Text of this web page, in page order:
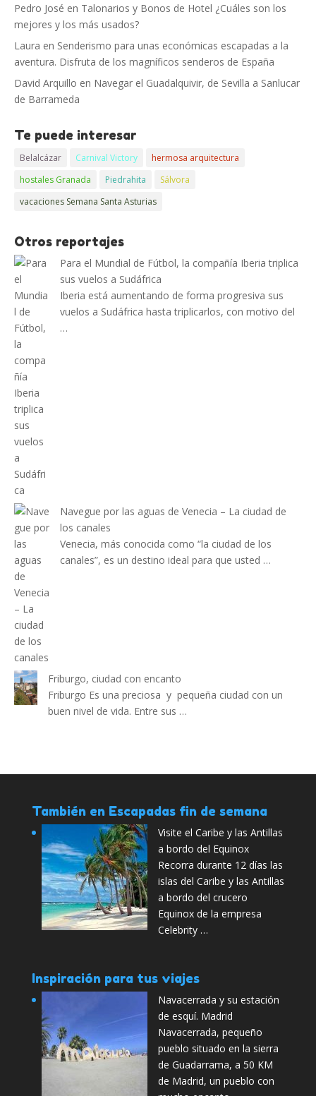
Pedro José en Talonarios y Bonos de Hotel ¿Cuáles son los
mejores y los más usados?
Laura en Senderismo para unas económicas escapadas a la
aventura. Disfruta de los magníficos senderos de España
David Arquillo en Navegar el Guadalquivir, de Sevilla a Sanlucar
de Barrameda
Te puede interesar
Belalcázar Carnival Victory
hermosa arquitectura
hostales Granada
Piedrahita
Sálvora
vacaciones Semana Santa Asturias
Otros reportajes
Para el Mundial de Fútbol, la compañía Iberia triplica
sus vuelos a Sudáfrica
Iberia está aumentando de forma progresiva sus
vuelos a Sudáfrica hasta triplicarlos, con motivo del
…
Navegue por las aguas de Venecia – La ciudad de
los canales
Venecia, más conocida como “la ciudad de los
canales”, es un destino ideal para que usted …
Friburgo, ciudad con encanto
Friburgo Es una preciosa y pequeña ciudad con un
buen nivel de vida. Entre sus …
También en Escapadas fin de semana
Visite el Caribe y las Antillas
a bordo del Equinox
Recorra durante 12 días las
islas del Caribe y las Antillas
a bordo del crucero
Equinox de la empresa
Celebrity …
Inspiración para tus viajes
Navacerrada y su estación
de esquí. Madrid
Navacerrada, pequeño
pueblo situado en la sierra
de Guadarrama, a 50 KM
de Madrid, un pueblo con